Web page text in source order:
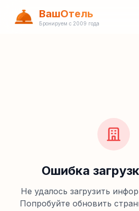
ВашОтель
Бронируем с 2009 года
Ошибка
Не удалось загрузить
Попробуйте обновить